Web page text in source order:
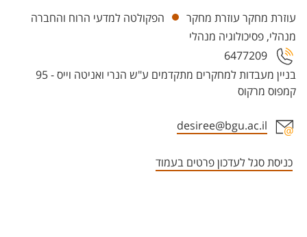
יחידות
עוזרת מחקר עוזרת מחקר
הפקולטה למדעי הרוח והחברה
מנהלי, פסיכולוגיה מנהלי
בניין מעבדות למחקרים מתקדמים ע"ש הנרי ואניטה וייס - 95
קמפוס מרקוס
6477209
desiree@bgu.ac.il
כניסת סגל לעדכון פרטים בעמוד